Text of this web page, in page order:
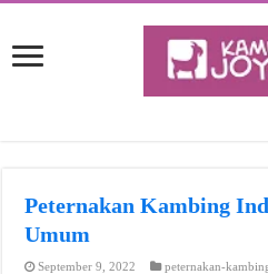
Peternakan Kambing
Umum
September 9, 2022 peternakan-